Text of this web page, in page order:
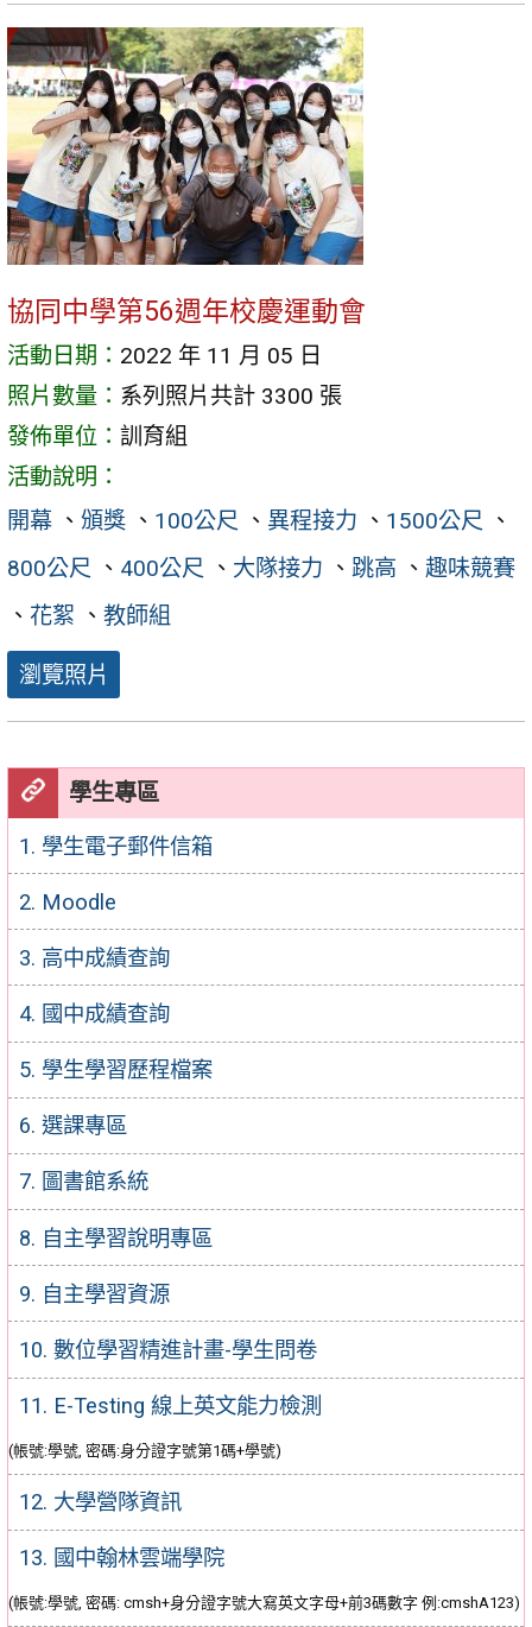
學生專區
1. 學生電子郵件信箱
2. Moodle
3. 高中成績查詢
4. 國中成績查詢
5. 學生學習歷程檔案
6. 選課專區
7. 圖書館系統
8. 自主學習說明專區
9. 自主學習資源
10. 數位學習精進計畫-學生問卷
11. E-Testing 線上英文能力檢測
(帳號:學號, 密碼:身分證字號第1碼+學號)
12. 大學營隊資訊
13. 國中翰林雲端學院
(帳號:學號, 密碼: cmsh+身分證字號大寫英文字母+前3碼數字 例:cmshA123)
協同中學第56週年校慶運動會
活動日期： 2022 年 11 月 05 日
照片數量： 系列照片共計 3300 張
發佈單位： 訓育組
活動說明：
開幕 、 頒獎 、 100公尺 、 異程接力 、 1500公尺 、
800公尺 、 400公尺 、 大隊接力 、 跳高 、 趣味競賽
、 花絮 、 教師組
瀏覽照片